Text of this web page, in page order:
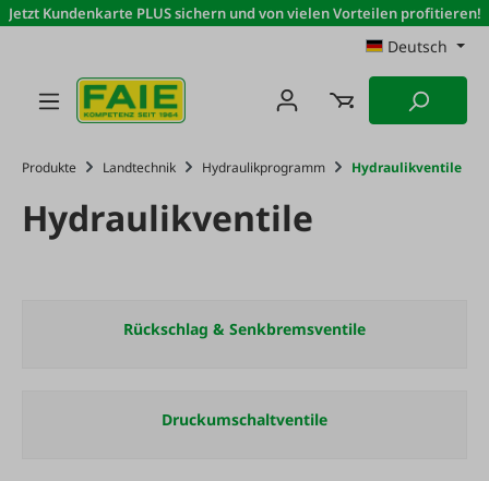
Zum Hauptinhalt springen
Jetzt Kundenkarte PLUS sichern und von vielen Vorteilen profitieren!
Deutsch
Produkte Landtechnik Hydraulikprogramm Hydraulikventile
Hydraulikventile
Rückschlag & Senkbremsventile
Druckumschaltventile